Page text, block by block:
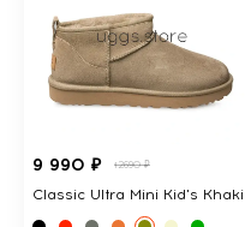
9 990 ₽ 12690 ₽
Classic Ultra Mini Kid's Khaki